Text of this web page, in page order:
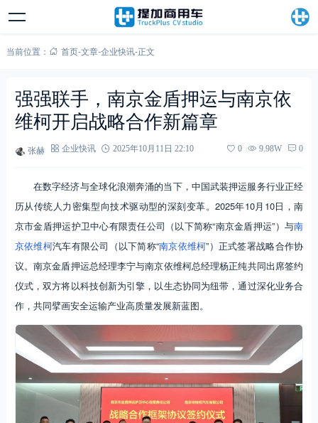
当前位置： 首页-文章-企业快讯-正文
强强联手，南京金盾押运与南京依
维柯开启战略合作新篇章
张赫 企业快讯 2025年10月11日 22:10 0 9.98W 0
在数字经济与全球化浪潮奔涌的当下，中国武装押运服务行业正经
历从传统人力密集型向技术驱动型的深刻变革。2025年10月10日，南
京市金盾押运护卫中心有限责任公司（以下简称“南京金盾押运”）与南
京依维柯汽车有限公司（以下简称“南京依维柯”）正式签署战略合作协
议。南京金盾押运总经理李宁与南京依维柯总经理杨正纯共同出席签约
仪式，双方将以科技创新为引擎，以生态协同为纽带，通过深化业务合
作，共同擘画安全运输产业高质量发展新蓝图。